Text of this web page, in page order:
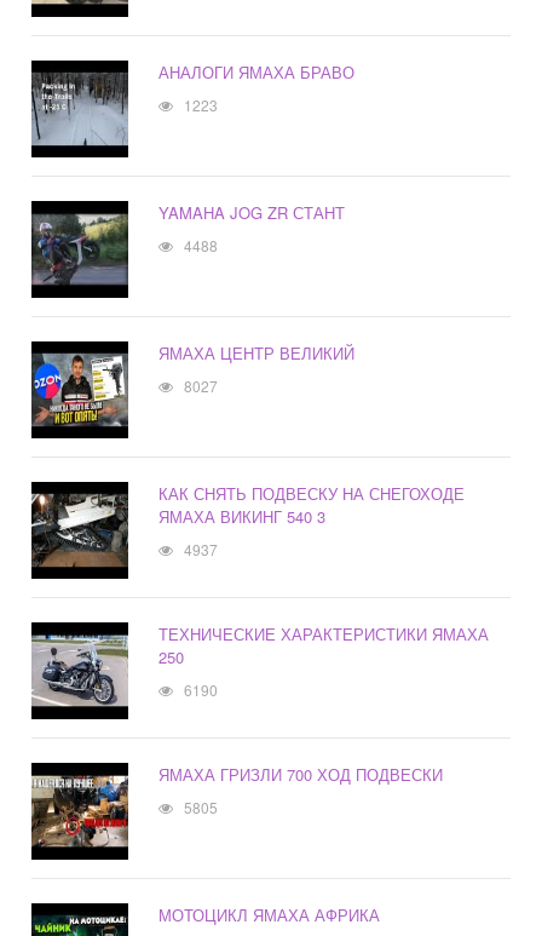
АНАЛОГИ ЯМАХА БРАВО
1223
YAMAHA JOG ZR СТАНТ
4488
ЯМАХА ЦЕНТР ВЕЛИКИЙ
8027
КАК СНЯТЬ ПОДВЕСКУ НА СНЕГОХОДЕ
ЯМАХА ВИКИНГ 540 3
4937
ТЕХНИЧЕСКИЕ ХАРАКТЕРИСТИКИ ЯМАХА
250
6190
ЯМАХА ГРИЗЛИ 700 ХОД ПОДВЕСКИ
5805
МОТОЦИКЛ ЯМАХА АФРИКА